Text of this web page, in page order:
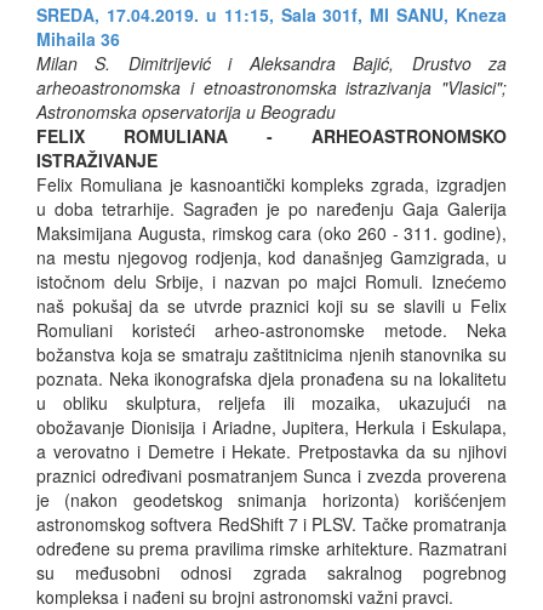
SREDA, 17.04.2019. u 11:15, Sala 301f, MI SANU, Kneza
Mihaila 36
Milan S. Dimitrijević i Aleksandra Bajić, Drustvo za
arheoastronomska i etnoastronomska istrazivanja "Vlasici";
Astronomska opservatorija u Beogradu
FELIX ROMULIANA - ARHEOASTRONOMSKO
ISTRAŽIVANJE
Felix Romuliana je kasnoantički kompleks zgrada, izgradjen
u doba tetrarhije. Sagrađen je po naređenju Gaja Galerija
Maksimijana Augusta, rimskog cara (oko 260 - 311. godine),
na mestu njegovog rodjenja, kod današnjeg Gamzigrada, u
istočnom delu Srbije, i nazvan po majci Romuli. Iznećemo
naš pokušaj da se utvrde praznici koji su se slavili u Felix
Romuliani koristeći arheo-astronomske metode. Neka
božanstva koja se smatraju zaštitnicima njenih stanovnika su
poznata. Neka ikonografska djela pronađena su na lokalitetu
u obliku skulptura, reljefa ili mozaika, ukazujući na
obožavanje Dionisija i Ariadne, Jupitera, Herkula i Eskulapa,
a verovatno i Demetre i Hekate. Pretpostavka da su njihovi
praznici određivani posmatranjem Sunca i zvezda proverena
je (nakon geodetskog snimanja horizonta) korišćenjem
astronomskog softvera RedShift 7 i PLSV. Tačke promatranja
određene su prema pravilima rimske arhitekture. Razmatrani
su međusobni odnosi zgrada sakralnog pogrebnog
kompleksa i nađeni su brojni astronomski važni pravci.